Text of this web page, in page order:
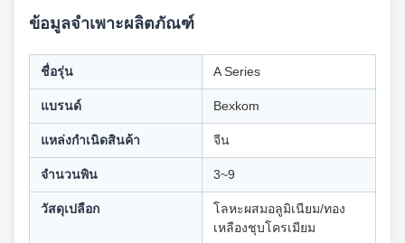
ข้อมูลจำเพาะผลิตภัณฑ์
ชื่อรุ่น A Series
แบรนด์ Bexkom
แหล่งกำเนิดสินค้า จีน
จำนวนพิน 3~9
วัสดุเปลือก
โลหะผสมอลูมิเนียม/ทอง
เหลืองชุบโครเมียม